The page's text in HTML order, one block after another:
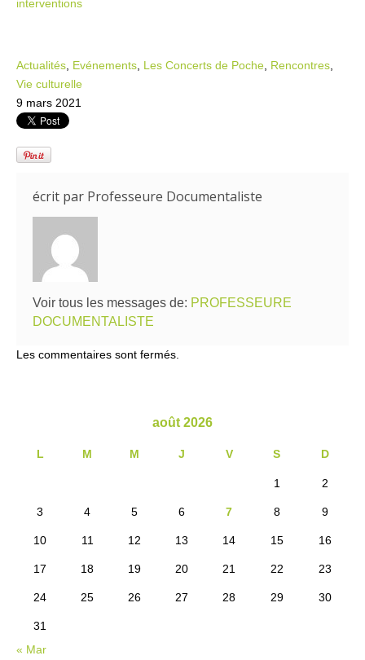
interventions
Actualités Evénements Les Concerts de Poche Rencontres
Vie culturelle
9 mars 2021
écrit par Professeure Documentaliste
Voir tous les messages de: PROFESSEURE
DOCUMENTALISTE
Les commentaires sont fermés.
août 2026
L M M J V S D
1 2
3 4 5 6 7 8 9
10 11 12 13 14 15 16
17 18 19 20 21 22 23
24 25 26 27 28 29 30
31
« Mar